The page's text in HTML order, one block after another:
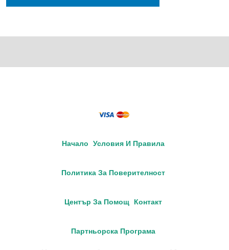
Начало Условия И Правила
Политика За Поверителност
Център За Помощ Контакт
Партньорска Програма